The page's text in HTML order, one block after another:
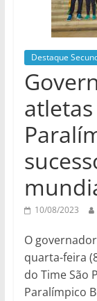
Destaque
10/08/2023
O
quarta-feira
do Time São
Paralímpico